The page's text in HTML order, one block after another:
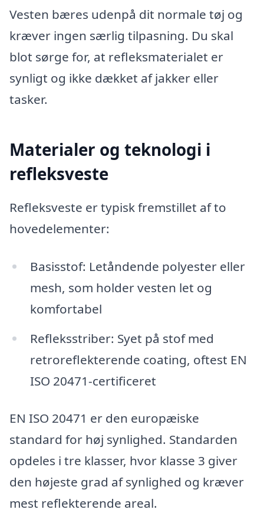
Vesten bæres udenpå dit normale tøj og
kræver ingen særlig tilpasning. Du skal
blot sørge for, at refleksmaterialet er
synligt og ikke dækket af jakker eller
tasker.
Materialer og teknologi i
refleksveste
Refleksveste er typisk fremstillet af to
hovedelementer:
Basisstof: Letåndende polyester eller
mesh, som holder vesten let og
komfortabel
Refleksstriber: Syet på stof med
retroreflekterende coating, oftest EN
ISO 20471-certificeret
EN ISO 20471 er den europæiske
standard for høj synlighed. Standarden
opdeles i tre klasser, hvor klasse 3 giver
den højeste grad af synlighed og kræver
mest reflekterende areal.